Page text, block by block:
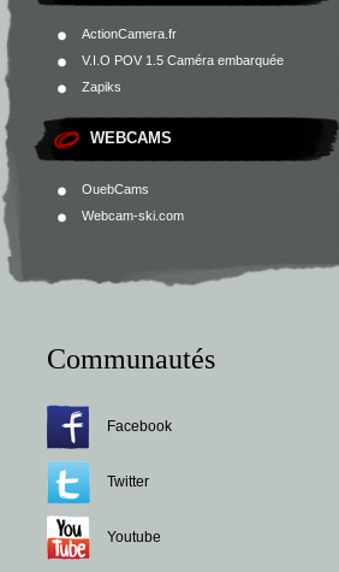
ActionCamera.fr
V.I.O POV 1.5 Caméra embarquée
Zapiks
WEBCAMS
OuebCams
Webcam-ski.com
Communautés
Facebook
Twitter
Youtube